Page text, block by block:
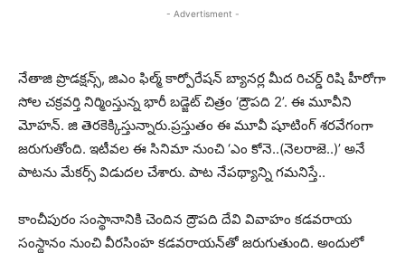
- Advertisment -
నేతాజి ప్రొడక్షన్స్, జిఎం ఫిల్మ్ కార్పోరేషన్ బ్యానర్ల మీద రిచర్డ్ రిషి హీరోగా
సోల చక్రవర్తి నిర్మింస్తున్న భారీ బడ్జెట్ చిత్రం ‘ద్రౌపది 2’. ఈ మూవీని
మోహన్. జి తెరకెక్కిస్తున్నారు.ప్రస్తుతం ఈ మూవీ షూటింగ్ శరవేగంగా
జరుగుతోంది. ఇటీవ‌ల ఈ సినిమా నుంచి ‘ఎం కోనె..(నెల‌రాజె..)’ అనే
పాట‌ను మేక‌ర్స్ విడుద‌ల చేశారు. పాట నేప‌థ్యాన్ని గ‌మ‌నిస్తే..
కాంచీపురం సంస్థానానికి చెందిన ద్రౌపది దేవి వివాహం కడవరాయ
సంస్థానం నుంచి వీరసింహ కడవరాయన్‌తో జ‌రుగుతుంది. అందులో